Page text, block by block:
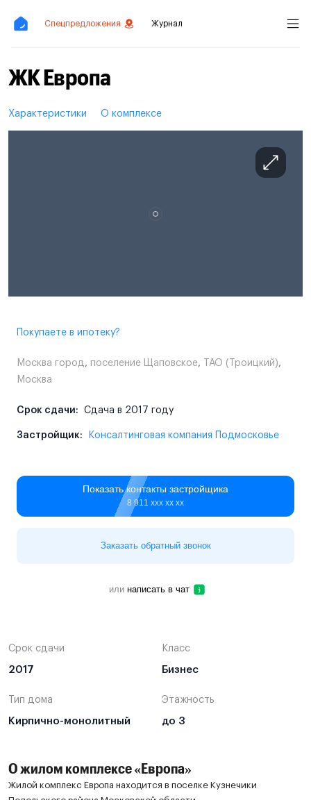
Спецпредложения Журнал
ЖК Европа
Характеристики О комплексе
Покупаете в ипотеку?
Москва город , поселение Щаповское, ТАО (Троицкий),
Москва
Срок сдачи: Сдача в 2017 году
Застройщик: Консалтинговая компания Подмосковье
Показать контакты застройщика
8 911 ххх хх хх
Заказать обратный звонок
или написать в чат
Срок сдачи
2017
Класс
Бизнес
Тип дома
Кирпично-монолитный
Этажность
до 3
О жилом комплексе «Европа»
Жилой комплекс Европа находится в поселке Кузнечики